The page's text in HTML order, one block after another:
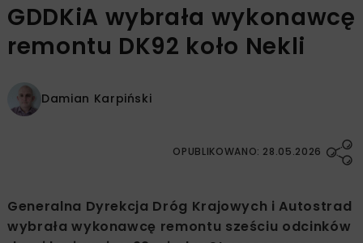
GDDKiA wybrała wykonawcę
remontu DK92 koło Nekli
Damian Karpiński
OPUBLIKOWANO: 28.05.2026
Generalna Dyrekcja Dróg Krajowych i Autostrad
wybrała wykonawcę remontu sześciu odcinków